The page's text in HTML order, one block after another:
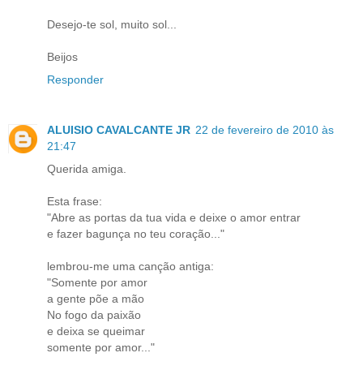
Desejo-te sol, muito sol...
Beijos
Responder
ALUISIO CAVALCANTE JR 22 de fevereiro de 2010 às
21:47
Querida amiga.
Esta frase:
"Abre as portas da tua vida e deixe o amor entrar
e fazer bagunça no teu coração..."
lembrou-me uma canção antiga:
"Somente por amor
a gente põe a mão
No fogo da paixão
e deixa se queimar
somente por amor..."